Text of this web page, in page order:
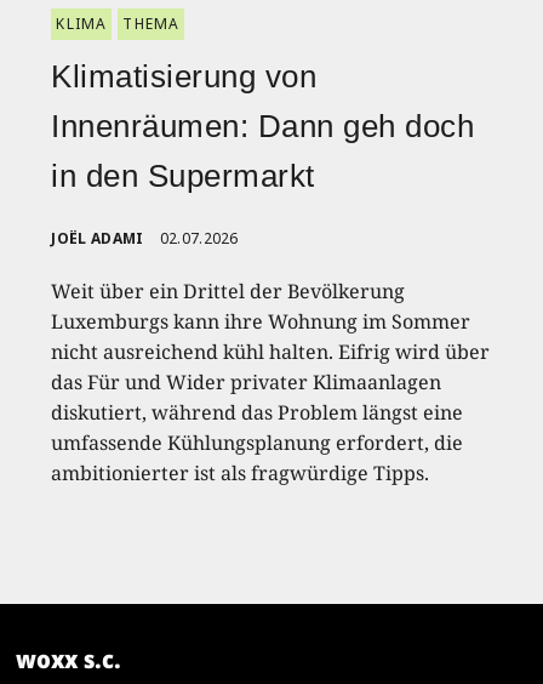
KLIMA THEMA
Klimatisierung von
Innenräumen: Dann geh doch
in den Supermarkt
JOËL ADAMI 02.07.2026
Weit über ein Drittel der Bevölkerung
Luxemburgs kann ihre Wohnung im Sommer
nicht ausreichend kühl halten. Eifrig wird über
das Für und Wider privater Klimaanlagen
diskutiert, während das Problem längst eine
umfassende Kühlungsplanung erfordert, die
ambitionierter ist als fragwürdige Tipps.
woxx s.c.